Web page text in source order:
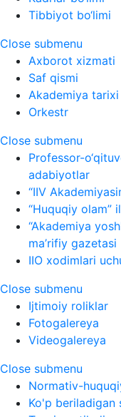
Tibbiyot bo‘limi
Close submenu
Axborot xizmati
Saf qismi
Akademiya
Orkestr
Close submenu
Professor-
adabiyotlar
“IIV
“Huquqiy olam”
“Akademiya
ma’rifiy gazetasi
IIO xodimlari
Close submenu
Ijtimoiy roliklar
Fotogalereya
Videogalereya
Close submenu
Normativ-
Ko'p beriladigan